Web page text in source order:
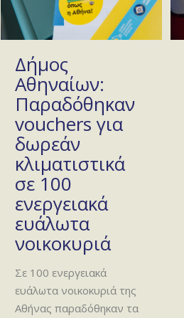
Δήμος
Αθηναίων:
Παραδόθηκαν
vouchers για
δωρεάν
κλιματιστικά
σε 100
ενεργειακά
ευάλωτα
νοικοκυριά
Σε 100 ενεργειακά
ευάλωτα νοικοκυριά της
Αθήνας παραδόθηκαν τα